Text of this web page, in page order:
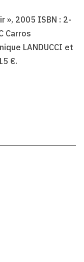
», 2005 ISBN : 2-
Carros
LANDUCCI et
€.